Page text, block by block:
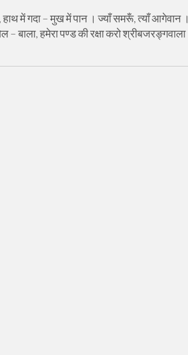
में गदा – मुख में पान । ज्याँ समरूँ, त्याँ आगेवान ।
– बाला, हमेरा पण्ड की रक्षा करो श्रीबजरङ्गवाला